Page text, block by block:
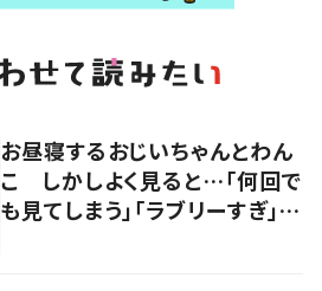
お昼寝するおじいちゃんとわん
こ しかしよく見ると…「何回で
も見てしまう」「ラブリーすぎ」の